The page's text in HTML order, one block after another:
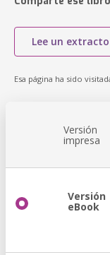
Lee un extracto
Esa página ha sido
Versión
impresa
Versión
eBook